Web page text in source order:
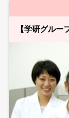
【学研グルー